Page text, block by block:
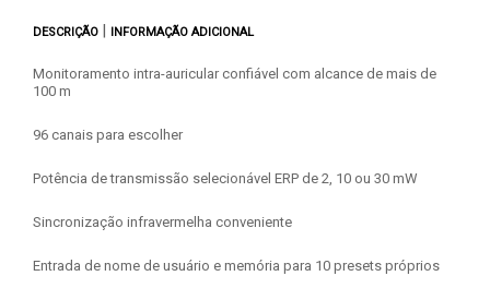
DESCRIÇÃO | INFORMAÇÃO ADICIONAL
Monitoramento intra-auricular confiável com alcance de mais de
100 m
96 canais para escolher
Potência de transmissão selecionável ERP de 2, 10 ou 30 mW
Sincronização infravermelha conveniente
Entrada de nome de usuário e memória para 10 presets próprios